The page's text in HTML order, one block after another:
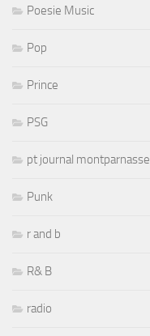
Poesie Music
Pop
Prince
PSG
pt journal montparnasse
Punk
r and b
R& B
radio